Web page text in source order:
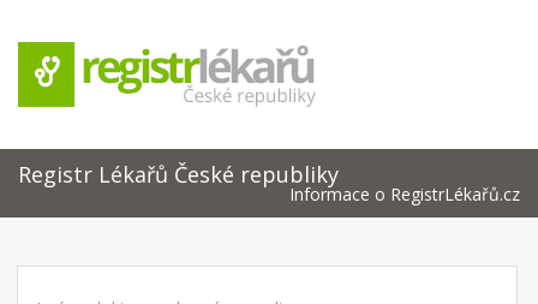
Registr Lékařů České republiky
Informace o RegistrLékařů.cz